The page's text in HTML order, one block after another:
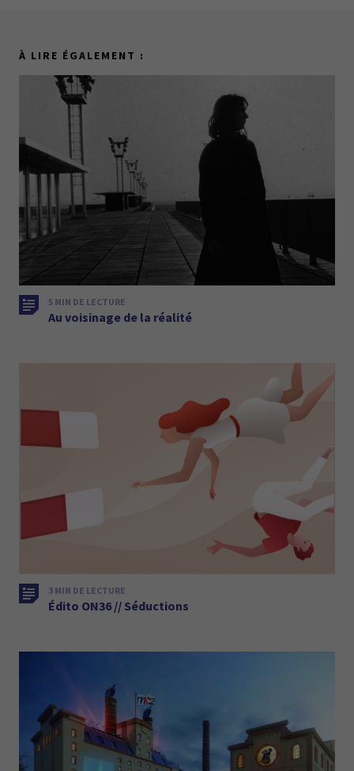
À LIRE ÉGALEMENT :
5 MIN DE LECTURE
Au voisinage de la réalité
3 MIN DE LECTURE
Édito ON36 // Séductions